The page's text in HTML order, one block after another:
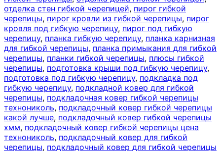
отделка стен гибкой черепицей, пирог гибкой
черепицы, пирог кровли из гибкой черепицы, пирог
кровля под гибкую черепицу, пирог под гибкую
черепицу, планка гибкую черепицу, планка карнизная
для гибкой черепицы, планка примыкания для гибкой
черепицы, планки гибкой черепицы, плюсы гибкой
черепицы, подготовка крыши под гибкую черепицу,
подготовка под гибкую черепицу, подкладка под
гибкую черепицу, подкладной ковер для гибкой
черепицы, подкладочная ковер гибкой черепицы
технониколь, подкладочный ковер гибкой черепицы
какой лучше, подкладочный ковер гибкой черепицы
хмм, подкладочный ковер гибкой черепицы цена
технониколь, подкладочный ковер для гибкой
черепицы, подкладочный ковер для гибкой черепицы